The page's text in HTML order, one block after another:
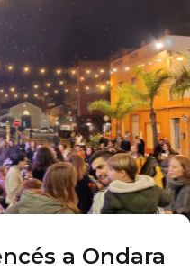
a Ondara